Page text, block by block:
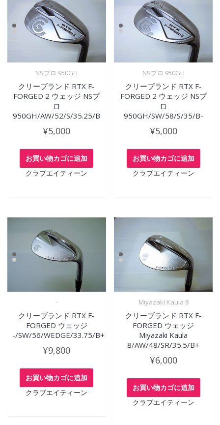
NSプロ 950GH
クリーブランド RTX F-
FORGED 2 ウェッジ NSプ
ロ
950GH/AW/52/S/35.25/B
¥5,000
お買い物カゴに追加
クラブエイティーン
NSプロ 950GH
クリーブランド RTX F-
FORGED 2 ウェッジ NSプ
ロ
950GH/SW/58/S/35/B-
¥5,000
お買い物カゴに追加
クラブエイティーン
-
クリーブランド RTX F-
FORGED ウェッジ
-/SW/56/WEDGE/33.75/B+
¥9,800
お買い物カゴに追加
クラブエイティーン
Miyazaki Kaula 8
クリーブランド RTX F-
FORGED ウェッジ
Miyazaki Kaula
8/AW/48/SR/35.5/B+
¥6,000
お買い物カゴに追加
クラブエイティーン